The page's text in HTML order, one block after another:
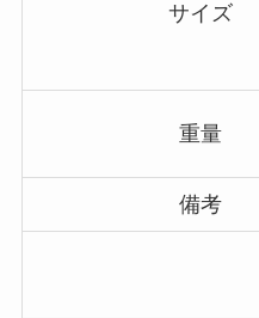
サイズ
重量
備考